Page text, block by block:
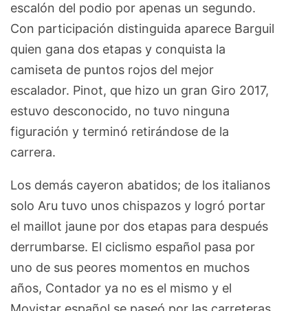
escalón del podio por apenas un segundo.
Con participación distinguida aparece Barguil
quien gana dos etapas y conquista la
camiseta de puntos rojos del mejor
escalador. Pinot, que hizo un gran Giro 2017,
estuvo desconocido, no tuvo ninguna
figuración y terminó retirándose de la
carrera.
Los demás cayeron abatidos; de los italianos
solo Aru tuvo unos chispazos y logró portar
el maillot jaune por dos etapas para después
derrumbarse. El ciclismo español pasa por
uno de sus peores momentos en muchos
años, Contador ya no es el mismo y el